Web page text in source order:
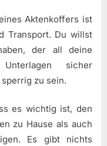
Aktenkoffers ist
Transport. Du willst
der all deine
sicher
zu sein.
es wichtig ist, den
zu Hause als auch
Es gibt nichts